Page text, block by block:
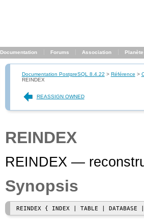
Documentation Forums Association Planète
Documentation PostgreSQL 8.4.22 > Référence >
REINDEX
REASSIGN OWNED
REINDEX
REINDEX —
Synopsis
REINDEX { INDEX | TABLE |